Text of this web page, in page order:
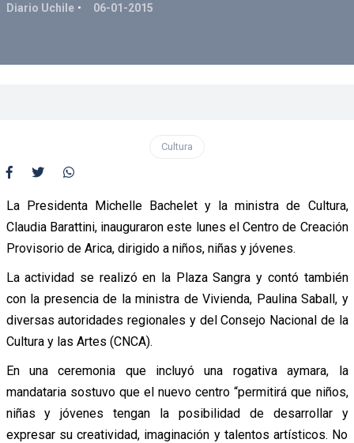
Diario Uchile 06-01-2015
Cultura
La Presidenta Michelle Bachelet y la ministra de Cultura,
Claudia Barattini, inauguraron este lunes el Centro de Creación
Provisorio de Arica, dirigido a niños, niñas y jóvenes.
La actividad se realizó en la Plaza Sangra y contó también
con la presencia de la ministra de Vivienda, Paulina Saball, y
diversas autoridades regionales y del Consejo Nacional de la
Cultura y las Artes (CNCA).
En una ceremonia que incluyó una rogativa aymara, la
mandataria sostuvo que el nuevo centro “permitirá que niños,
niñas y jóvenes tengan la posibilidad de desarrollar y
expresar su creatividad, imaginación y talentos artísticos. No